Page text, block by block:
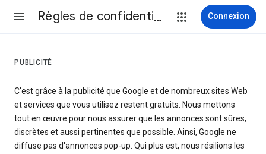
Règles de confidentialité et conditions d’utilisation Connexion
PUBLICITÉ
C'est grâce à la publicité que Google et de nombreux sites Web
et services que vous utilisez restent gratuits. Nous mettons
tout en œuvre pour nous assurer que les annonces sont sûres,
discrètes et aussi pertinentes que possible. Ainsi, Google ne
diffuse pas d'annonces pop-up. Qui plus est, nous résilions les